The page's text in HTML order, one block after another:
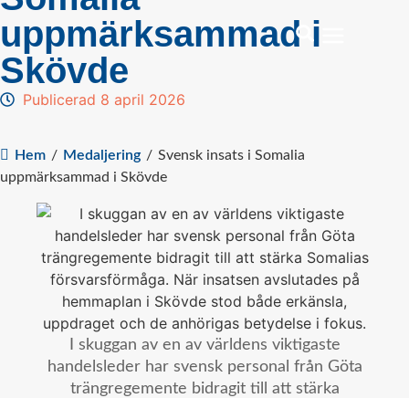
uppmärksammad i
Skövde
Publicerad 8 april 2026
Hem / Medaljering / Svensk insats i Somalia
uppmärksammad i Skövde
I skuggan av en av världens viktigaste
handelsleder har svensk personal från Göta
trängregemente bidragit till att stärka